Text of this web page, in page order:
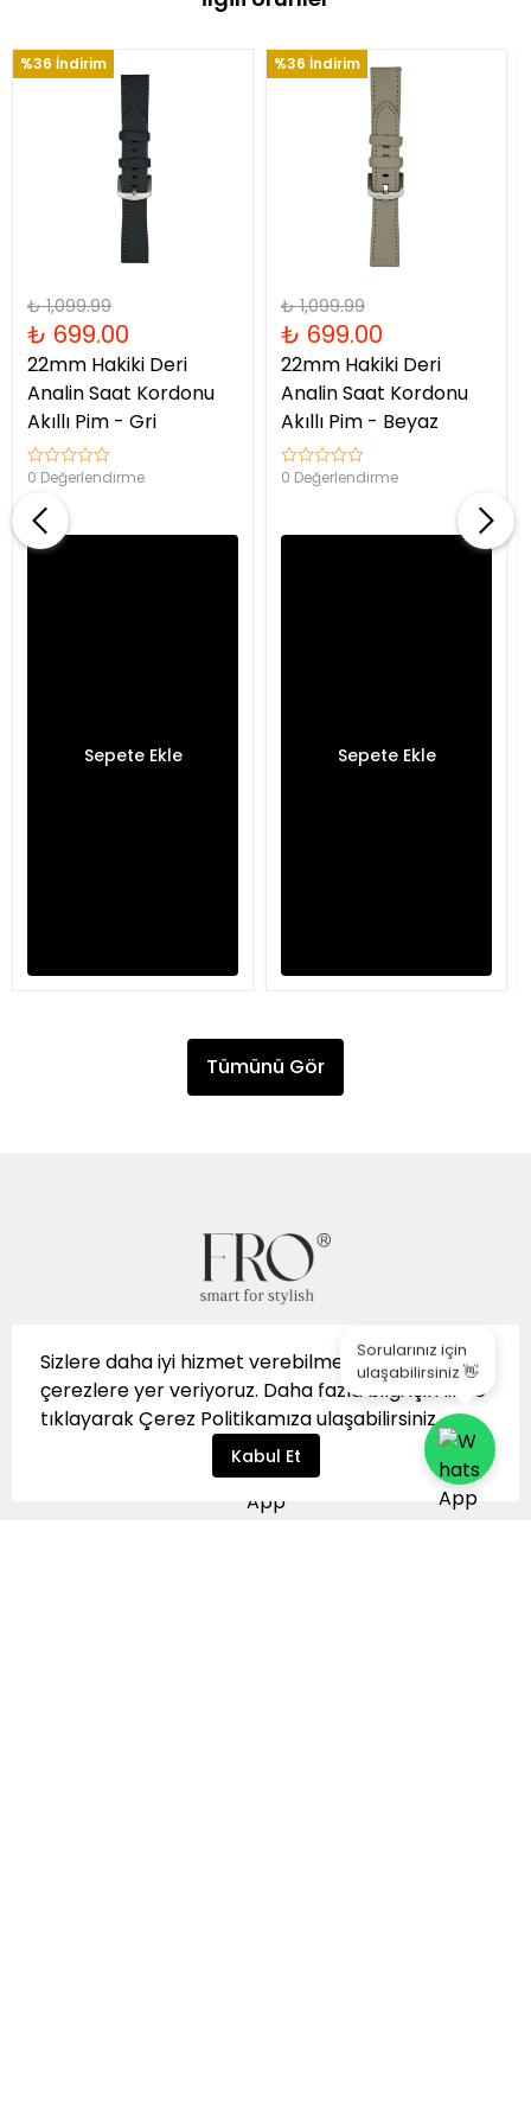
Sizlere daha iyi hizmet verebilmek için sitemizde
çerezlere yer veriyoruz. Daha fazla bilgi içinlinke
tıklayarakÇerez Politikamızaulaşabilirsiniz.
Kabul Et
%36 İndirim
₺ 1,099.99
₺ 699.00
22mm Hakiki Deri
Analin Saat Kordonu
Akıllı Pim - Gri
0 Değerlendirme
Sepete Ekle
%36 İndirim
₺ 1,099.99
₺ 699.00
22mm Hakiki Deri
Analin Saat Kordonu
Akıllı Pim - Beyaz
0 Değerlendirme
Sepete Ekle
Tümünü Gör
Sorularınız için
ulaşabilirsiniz 👋